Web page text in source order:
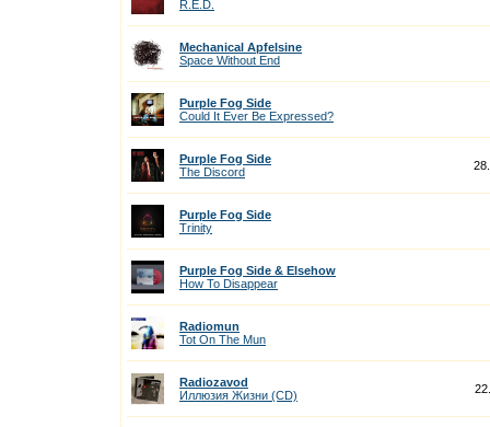
R.E.D.
Mechanical Apfelsine
Space Without End
Purple Fog Side
Could It Ever Be Expressed?
Purple Fog Side
The Discord
Purple Fog Side
Trinity
Purple Fog Side & Elsehow
How To Disappear
Radiomun
Tot On The Mun
Radiozavod
Иллюзия Жизни (CD)